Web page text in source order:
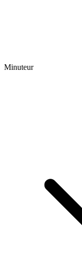
Minuteur